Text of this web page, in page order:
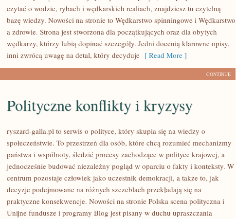
PORADY
WĘDKARSKIE
czytać o wodzie, rybach i wędkarskich realiach, znajdziesz tu czytelną
bazę wiedzy. Nowości na stronie to Wędkarstwo spinningowe i Wędkarstwo
a zdrowie. Strona jest stworzona dla początkujących oraz dla obytych
wędkarzy, którzy lubią dopinać szczegóły. Jedni docenią klarowne opisy,
inni zwrócą uwagę na detal, który decyduje [ Read More ]
CONTINUE
POLITYCZNE
KONFLIKTY
Polityczne konflikty i kryzysy
ryszard-galla.pl to serwis o polityce, który skupia się na wiedzy o
społeczeństwie. To przestrzeń dla osób, które chcą rozumieć mechanizmy
państwa i wspólnoty, śledzić procesy zachodzące w polityce krajowej, a
jednocześnie budować niezależny pogląd w oparciu o fakty i konteksty. W
centrum pozostaje człowiek jako uczestnik demokracji, a także to, jak
decyzje podejmowane na różnych szczeblach przekładają się na
praktyczne konsekwencje. Nowości na stronie Polska scena polityczna i
Unijne fundusze i programy Blog jest pisany w duchu upraszczania